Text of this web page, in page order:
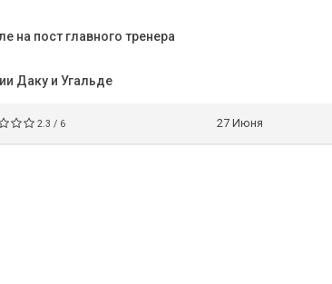
на пост главного тренера
Даку и Угальде
2.3 / 6 27 Июня